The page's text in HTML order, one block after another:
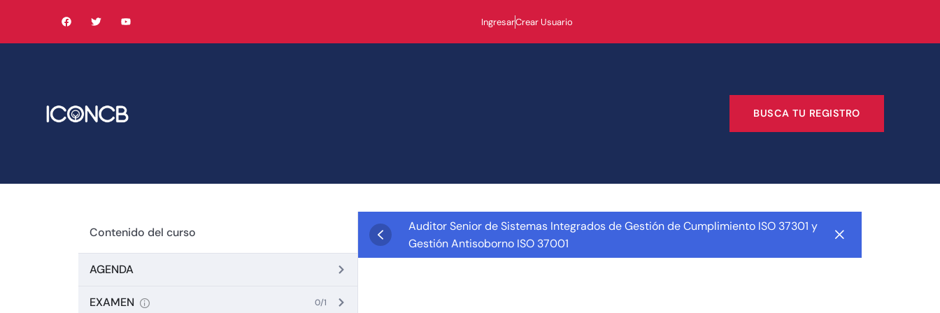
IngresarCrear Usuario
BUSCA TU REGISTRO
Contenido del curso
AGENDA
EXAMEN 0/1
Auditor Senior de Sistemas Integrados de Gestión de Cumplimiento ISO 37301 y
Gestión Antisoborno ISO 37001